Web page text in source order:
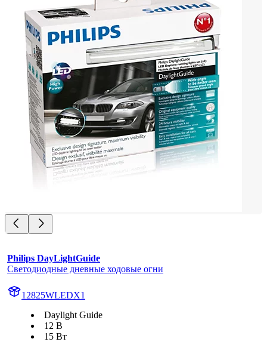
Philips DayLightGuide
Светодиодные дневные ходовые огни
12825WLEDX1
Daylight Guide
12 В
15 Вт